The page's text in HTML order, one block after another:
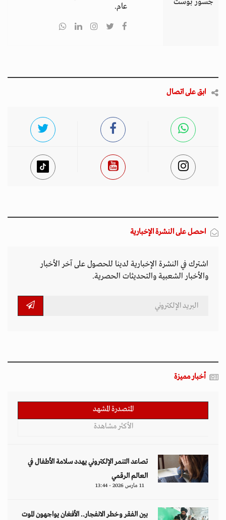
جسور بوست عام.
ابق على اتصال
احصل على النشرة الإخبارية
اشترك في النشرة الإخبارية لدينا للحصول على آخر الأخبار
والأخبار الشعبية والتحديثات الحصرية.
أخبار مميزة
المتصدرة المشهد
الأكثر مشاهدة
تصاعد التنمر الإلكتروني يهدد سلامة الأطفال في
العالم الرقمي
11 مارس 2026 - 13:44
بين الفقر وخطر الانفجار.. الأفغان يواجهون الموت